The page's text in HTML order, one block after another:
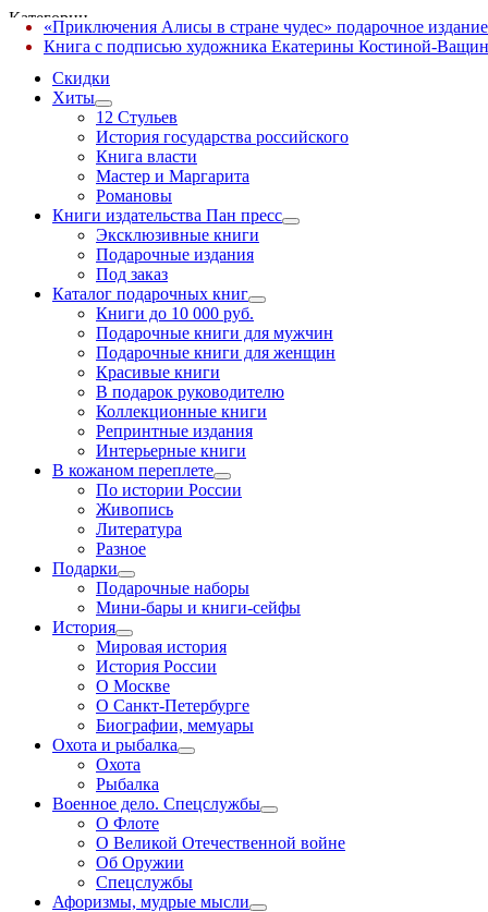
Категории
Скидки
Хиты
12 Стульев
История государства российского
Книга власти
Мастер и Маргарита
Романовы
Книги издательства Пан пресс
Эксклюзивные книги
Подарочные издания
Под заказ
Каталог подарочных книг
Книги до 10 000 руб.
Подарочные книги для мужчин
Подарочные книги для женщин
Красивые книги
В подарок руководителю
Коллекционные книги
Репринтные издания
Интерьерные книги
В кожаном переплете
По истории России
Живопись
Литература
Разное
Подарки
Подарочные наборы
Мини-бары и книги-сейфы
История
Мировая история
История России
О Москве
О Санкт-Петербурге
Биографии, мемуары
Охота и рыбалка
Охота
Рыбалка
Военное дело. Спецслужбы
О Флоте
О Великой Отечественной войне
Об Оружии
Спецслужбы
Афоризмы, мудрые мысли
«Приключения Алисы в стране чудес» подарочное издание
Книга с подписью художника Екатерины Костиной-